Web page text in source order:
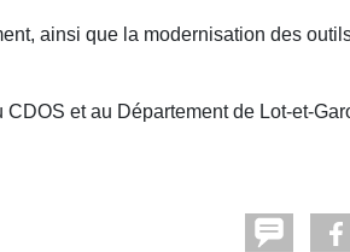
ainsi que la modernisation des
et au Département de Lot-et-